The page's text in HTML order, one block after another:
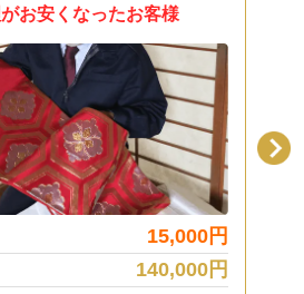
お安くなったお客様
15,000円
140,000円